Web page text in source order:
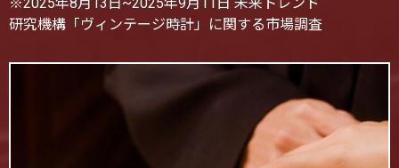
研究機構「ヴィンテージ時計」に関する市場調査